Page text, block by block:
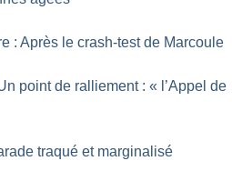
: Après le crash-test de Marcoule
point de ralliement : « l’Appel de
traqué et marginalisé